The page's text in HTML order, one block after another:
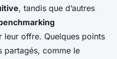
, tandis que d’autres
leur offre. Quelques points
partagés, comme le